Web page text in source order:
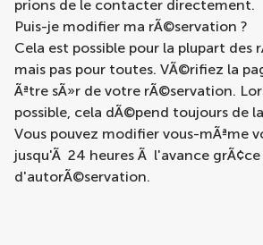
prions de le contacter directement.
Puis-je modifier ma rÃ©servation ?
Cela est possible pour la plupart des
mais pas pour toutes. VÃ©rifiez la
Ãªtre sÃ»r de votre rÃ©servation.
possible, cela dÃ©pend toujours de
Vous pouvez modifier vous-mÃªme
jusqu'Ã 24 heures Ã l'avance
d'autorÃ©servation.